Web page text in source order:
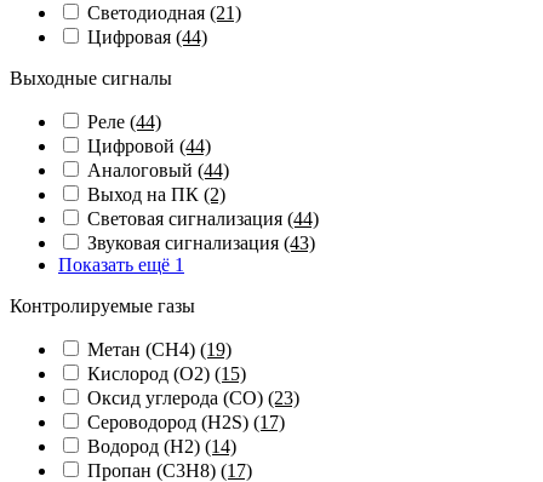
Светодиодная (21)
Цифровая (44)
Выходные сигналы
Реле (44)
Цифровой (44)
Аналоговый (44)
Выход на ПК (2)
Световая сигнализация (44)
Звуковая сигнализация (43)
Показать ещё 1
Контролируемые газы
Метан (CH4) (19)
Кислород (O2) (15)
Оксид углерода (CO) (23)
Сероводород (H2S) (17)
Водород (H2) (14)
Пропан (C3H8) (17)